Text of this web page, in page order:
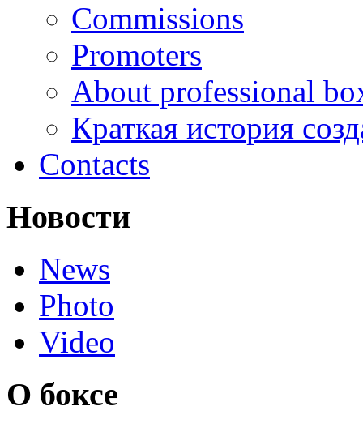
Commissions
Promoters
About professional
Краткая история
Contacts
Новости
News
Photo
Video
О боксе